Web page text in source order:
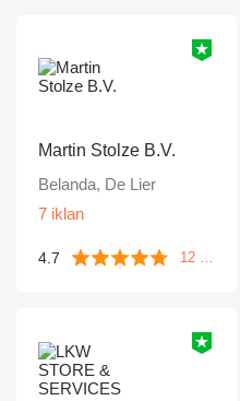
Martin Stolze B.V.
Belanda, De Lier
7 iklan
4.7 12 ulasan